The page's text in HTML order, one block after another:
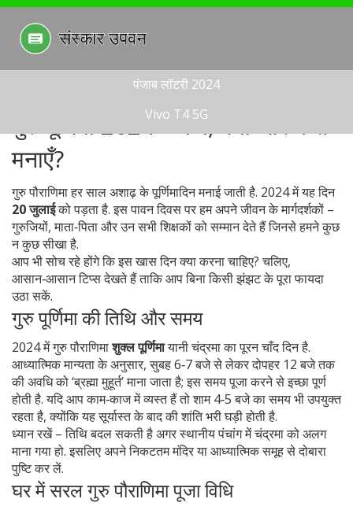
पंजाब लॉटरी 2024
Vivo T4 5G
गुरु पूर्णिमा 2024 – कब, क्यों और कैसे
मनाएँ?
गुरु पौराणिमा हर साल अशाढ़ के पूर्णिमादिन मनाई जाती है. 2024 में यह दिन
20 जुलाईको पड़ता है. इस पावन दिवस पर हम अपने जीवन के मार्गदर्शकों –
गुरुजियों, माता‑पिता और उन सभी शिक्षकों को सम्मान देते हैं जिनसे हमने कुछ
न कुछ सीखा है.
आप भी सोच रहे होंगे कि इस खास दिन क्या करना चाहिए? चलिए,
आसान‑आसान टिप्स देखते हैं ताकि आप बिना किसी झंझट के पूरा फायदा
उठा सकें.
गुरु पूर्णिमा की तिथि और समय
2024 में गुरु पौराणिमाशुक्ल पूर्णिमायानी चंद्रमा का पूरन चाँद दिन है.
आध्यात्मिक मान्यता के अनुसार, सुबह 6‑7 बजे से लेकर दोपहर 12 बजे तक
की अवधि को ‘ब्रह्मा मुहूर्त’ माना जाता है; इस समय पूजा करने से इच्छा पूर्ण
होती है. यदि आप काम‑काज में व्यस्त हैं तो शाम 4‑5 बजे का समय भी उपयुक्त
रहता है, क्योंकि यह सूर्यास्त के बाद की शांति भरी घड़ी होती है.
ध्यान रखें – तिथि बदल सकती है अगर स्थानीय पंचांग में चंद्रमा को अलग
माना गया हो. इसलिए अपने निकटतम मंदिर या आध्यात्मिक समूह से दोबारा
पुष्टि कर लें.
घर में सरल गुरु पौराणिमा पूजा विधि